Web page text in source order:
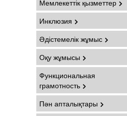
Мемлекеттік қызметтер
Инклюзия
Әдістемелік жұмыс
Оқу жұмысы
Функциональная
грамотность
Пән апталықтары